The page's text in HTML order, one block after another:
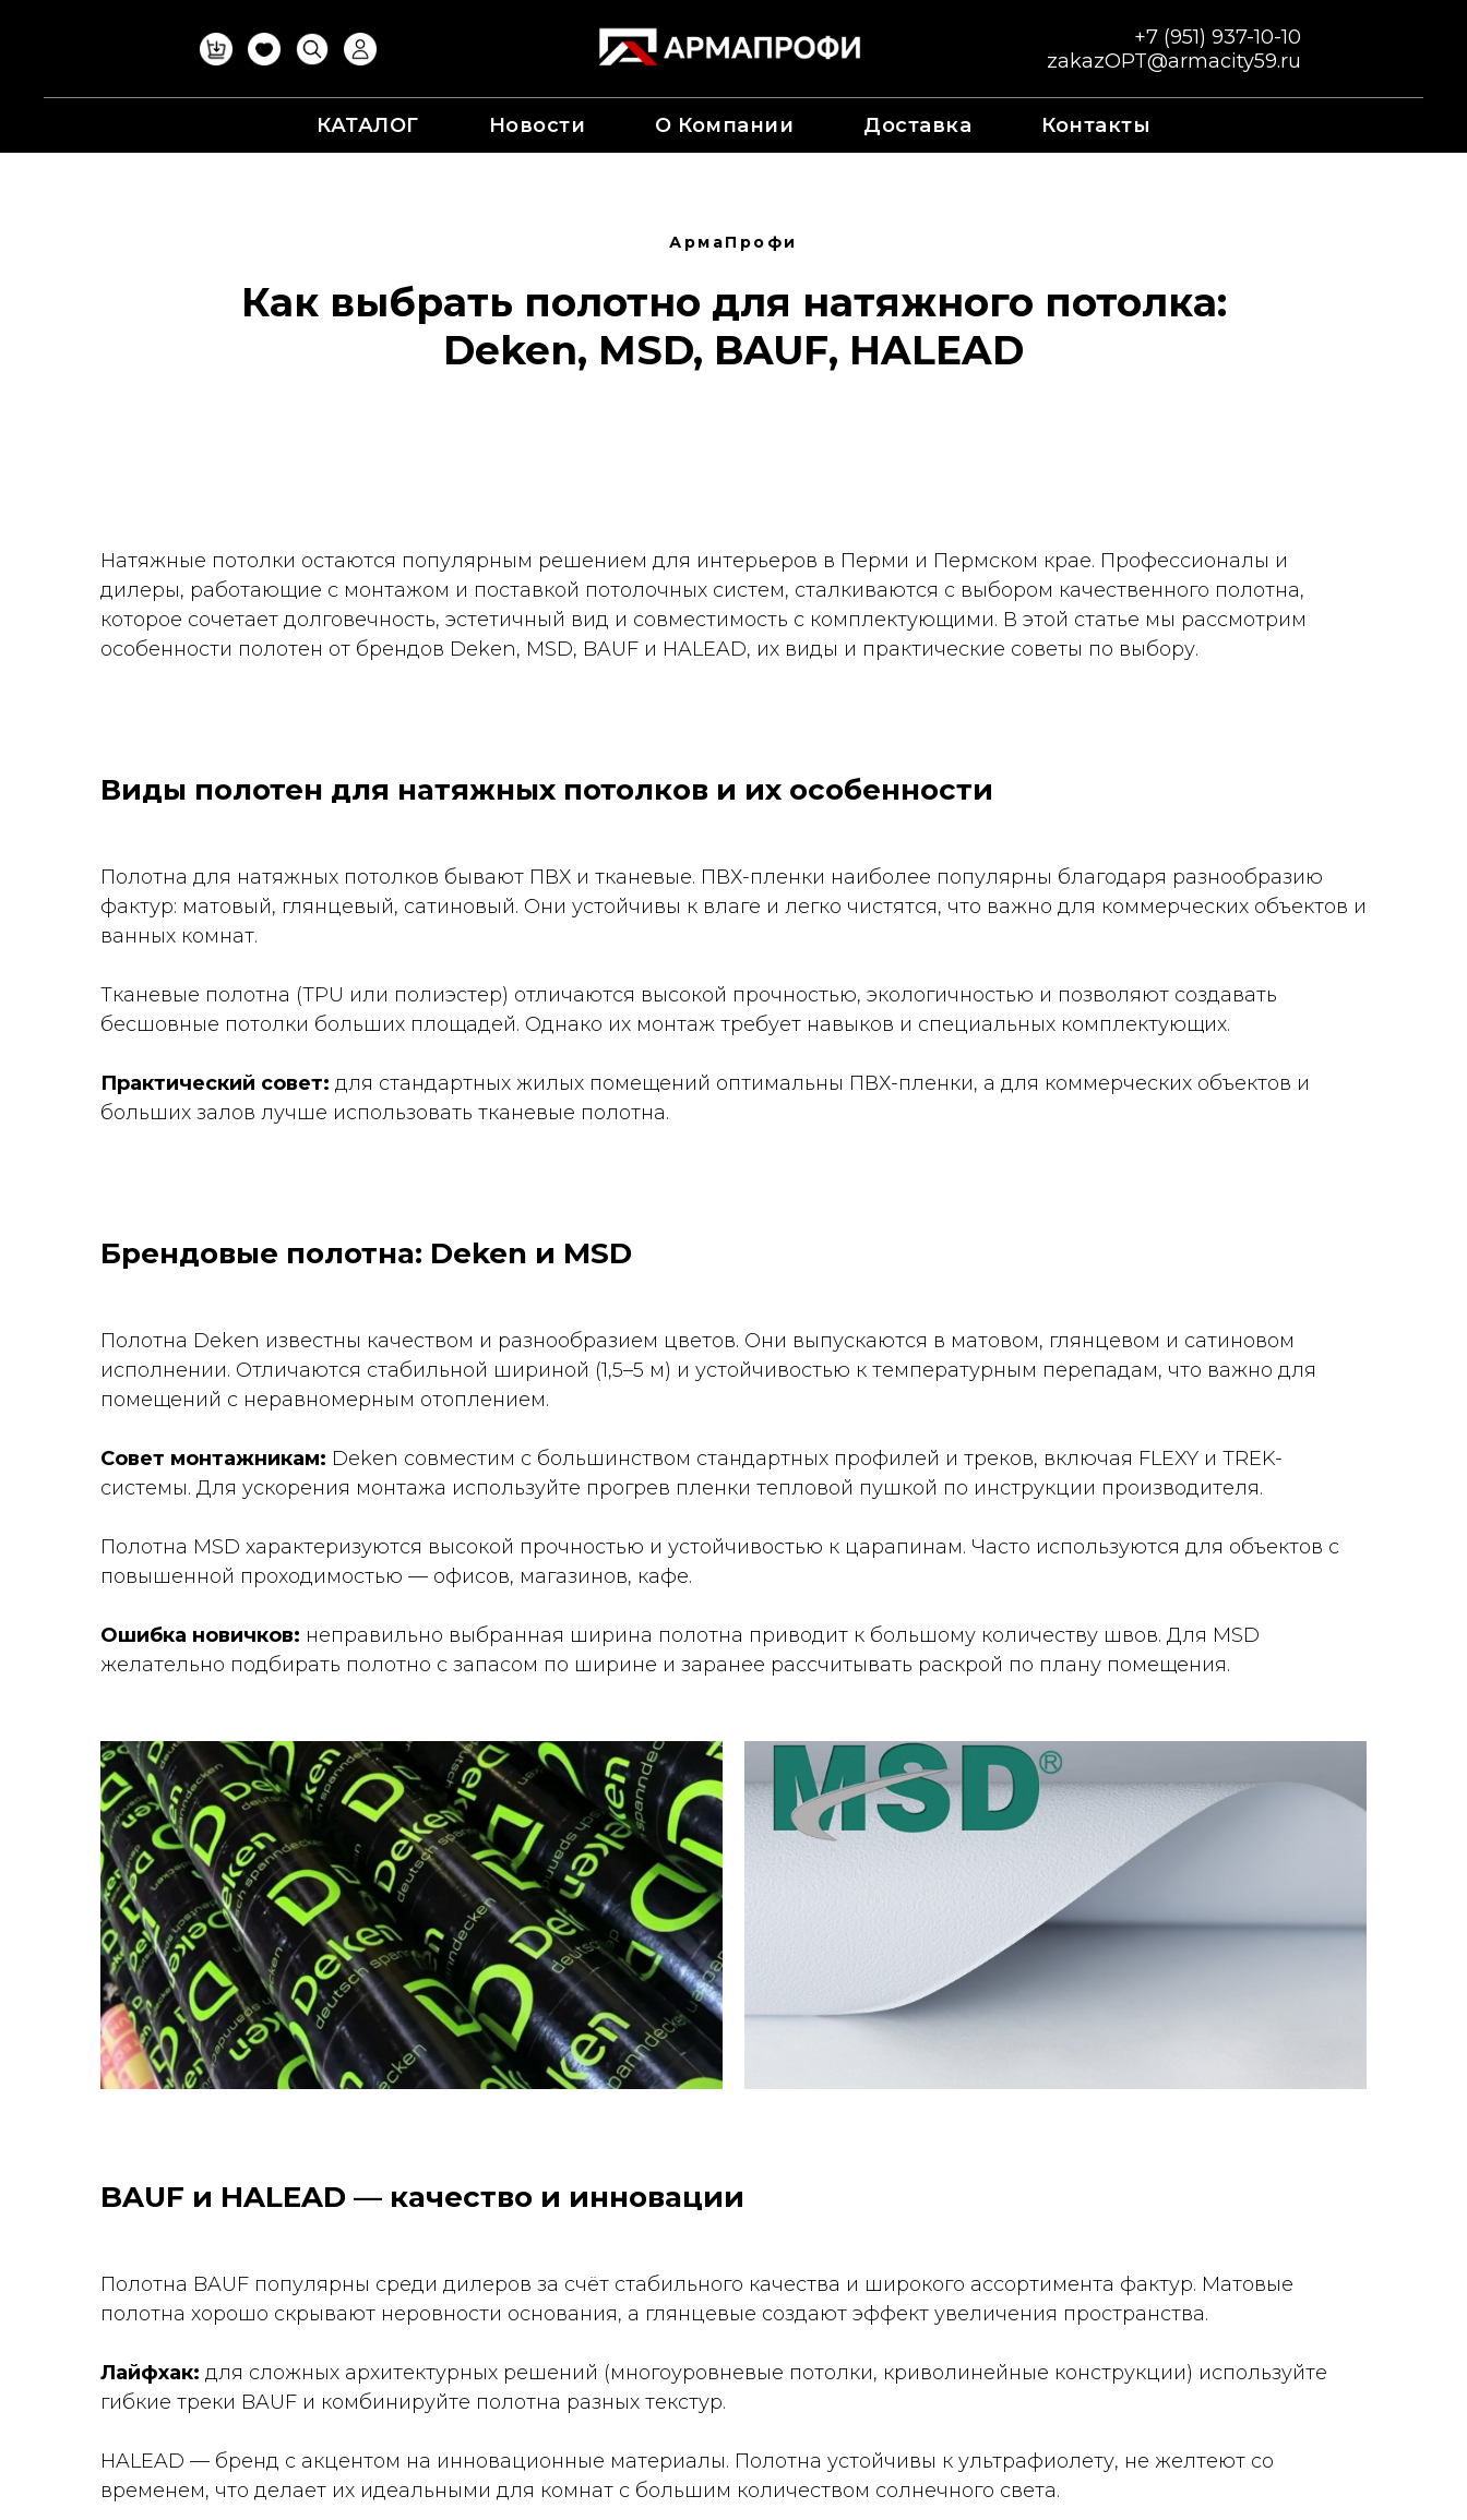
+7 (951) 937-10-10
zakazOPT@armacity59.ru
КАТАЛОГ Новости О Компании Доставка Контакты
АрмаПрофи
Как выбрать полотно для натяжного потолка:
Deken, MSD, BAUF, HALEAD
Натяжные потолки остаются популярным решением для интерьеров в Перми и Пермском крае. Профессионалы и
дилеры, работающие с монтажом и поставкой потолочных систем, сталкиваются с выбором качественного полотна,
которое сочетает долговечность, эстетичный вид и совместимость с комплектующими. В этой статье мы рассмотрим
особенности полотен от брендов Deken, MSD, BAUF и HALEAD, их виды и практические советы по выбору.
Виды полотен для натяжных потолков и их особенности
Полотна для натяжных потолков бывают ПВХ и тканевые. ПВХ-пленки наиболее популярны благодаря разнообразию
фактур: матовый, глянцевый, сатиновый. Они устойчивы к влаге и легко чистятся, что важно для коммерческих объектов и
ванных комнат.
Тканевые полотна (TPU или полиэстер) отличаются высокой прочностью, экологичностью и позволяют создавать
бесшовные потолки больших площадей. Однако их монтаж требует навыков и специальных комплектующих.
Практический совет: для стандартных жилых помещений оптимальны ПВХ-пленки, а для коммерческих объектов и
больших залов лучше использовать тканевые полотна.
Брендовые полотна: Deken и MSD
Полотна Deken известны качеством и разнообразием цветов. Они выпускаются в матовом, глянцевом и сатиновом
исполнении. Отличаются стабильной шириной (1,5–5 м) и устойчивостью к температурным перепадам, что важно для
помещений с неравномерным отоплением.
Совет монтажникам: Deken совместим с большинством стандартных профилей и треков, включая FLEXY и TREK-
системы. Для ускорения монтажа используйте прогрев пленки тепловой пушкой по инструкции производителя.
Полотна MSD характеризуются высокой прочностью и устойчивостью к царапинам. Часто используются для объектов с
повышенной проходимостью — офисов, магазинов, кафе.
Ошибка новичков: неправильно выбранная ширина полотна приводит к большому количеству швов. Для MSD
желательно подбирать полотно с запасом по ширине и заранее рассчитывать раскрой по плану помещения.
BAUF и HALEAD — качество и инновации
Полотна BAUF популярны среди дилеров за счёт стабильного качества и широкого ассортимента фактур. Матовые
полотна хорошо скрывают неровности основания, а глянцевые создают эффект увеличения пространства.
Лайфхак: для сложных архитектурных решений (многоуровневые потолки, криволинейные конструкции) используйте
гибкие треки BAUF и комбинируйте полотна разных текстур.
HALEAD — бренд с акцентом на инновационные материалы. Полотна устойчивы к ультрафиолету, не желтеют со
временем, что делает их идеальными для комнат с большим количеством солнечного света.